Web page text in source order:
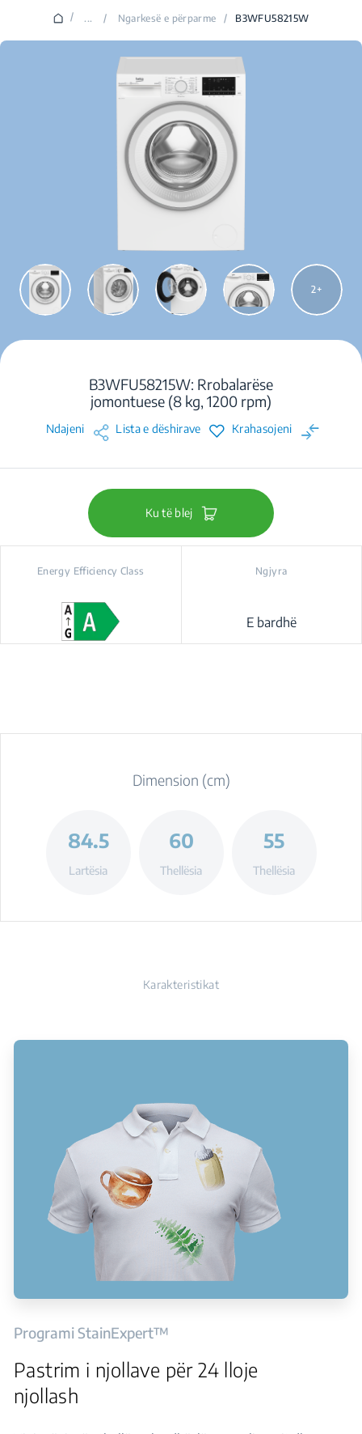
/ ... / Ngarkesë e përparme / B3WFU58215W
2
B3WFU58215W: Rrobalarëse
jomontuese (8 kg, 1200 rpm)
Ndajeni Lista e dëshirave Krahasojeni
Ku të blej
Energy Efficiency Class Ngjyra
E bardhë
Dimension (cm)
84.5
Lartësia
60
Thellësia
55
Thellësia
Karakteristikat
Programi StainExpert™
Pastrim i njollave për 24 lloje
njollash